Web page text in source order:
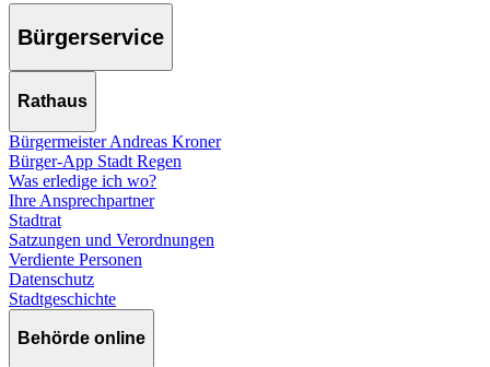
Bürgerservice
Rathaus
Bürgermeister Andreas Kroner
Bürger-App Stadt Regen
Was erledige ich wo?
Ihre Ansprechpartner
Stadtrat
Satzungen und Verordnungen
Verdiente Personen
Datenschutz
Stadtgeschichte
Behörde online